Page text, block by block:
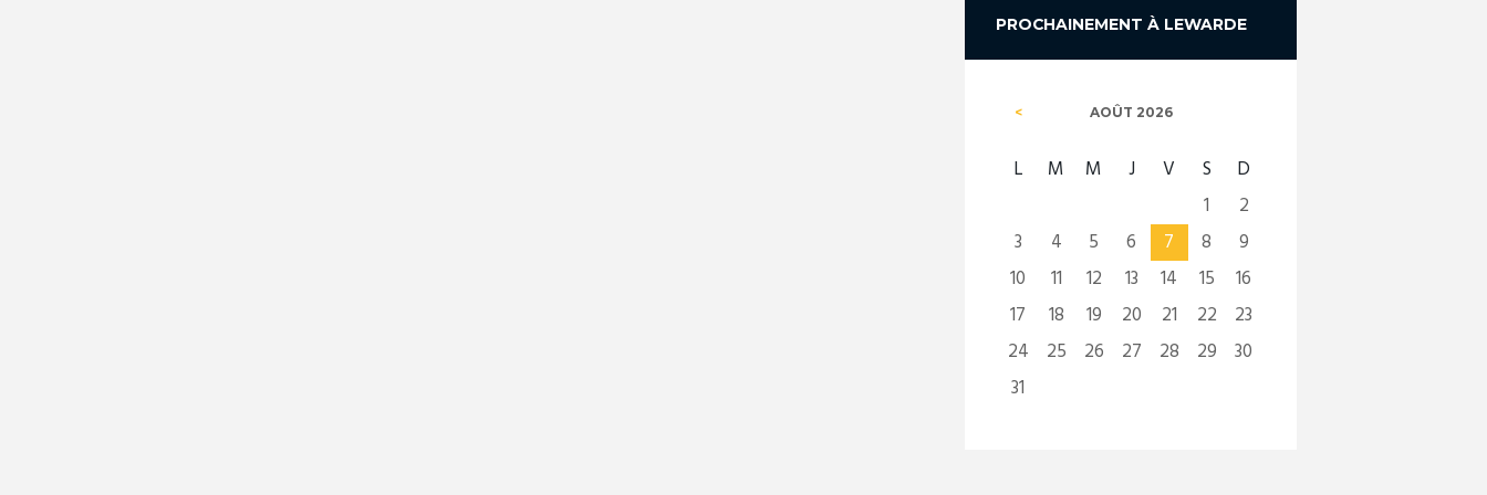
PROCHAINEMENT À LEWARDE
AOÛT 2026
L M M J V S
D
1
2
3
4 5 6 7 8
9
10
11 12 13 14 15
16
17
18 19 20 21 22
23
24
25 26 27 28 29
30
31